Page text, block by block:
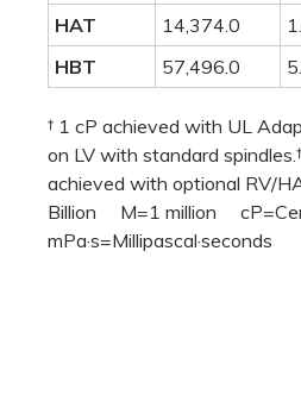
HAT
14,374.0
HBT
57,496.0
† 1 cP achieved with UL
on LV with standard
achieved with optional RV/
Billion M=1 million
mPa·s=Millipascal·seconds